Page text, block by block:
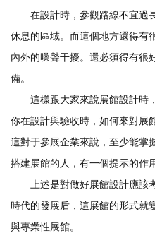
在設計時，參觀路線不宜過
休息的區域。而這個地方還得有
內外的噪聲干擾。還必須得有很
備。
這樣跟大家來說展館設計時
你在設計與驗收時，如何來對展
這對于參展企業來說，至少能掌
搭建展館的人，有一個提示的作
上述是對做好展館設計應該
時代的發展后，這展館的形式就
與專業性展館。